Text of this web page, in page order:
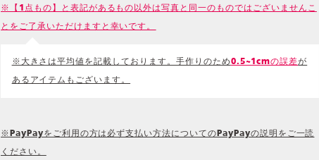
※【1点もの】と表記があるもの以外は写真と同一のものではございませんこ
とをご了承いただけますと幸いです。
※大きさは平均値を記載しております。手作りのため0.5~1cmの誤差が
あるアイテムもございます。
※PayPayをご利用の方は必ず支払い方法についてのPayPayの説明をご一読
ください。